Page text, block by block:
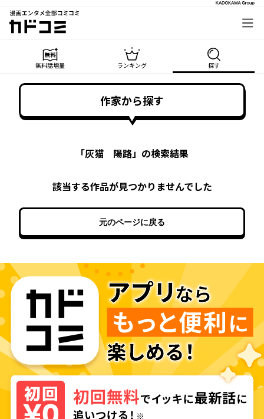
漫画エンタメ全部コミコミ
カドコミ
無料話増量 ランキング 探す
作家から探す
「灰猫 陽路」の検索結果
該当する作品が見つかりませんでした
元のページに戻る